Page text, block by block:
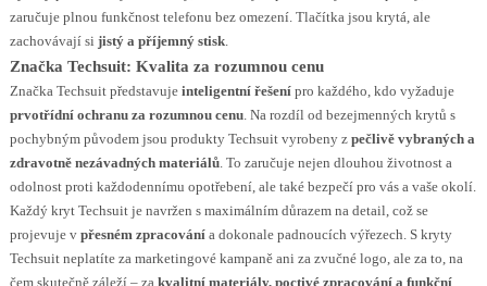
zaručuje plnou funkčnost telefonu bez omezení. Tlačítka jsou krytá, ale
zachovávají si jistý a příjemný stisk.
Značka Techsuit: Kvalita za rozumnou cenu
Značka Techsuit představuje inteligentní řešenípro každého, kdo vyžaduje
prvotřídní ochranu za rozumnou cenu. Na rozdíl od bezejmenných krytů s
pochybným původem jsou produkty Techsuit vyrobeny z pečlivě vybraných a
zdravotně nezávadných materiálů. To zaručuje nejen dlouhou životnost a
odolnost proti každodennímu opotřebení, ale také bezpečí pro vás a vaše okolí.
Každý kryt Techsuit je navržen s maximálním důrazem na detail, což se
projevuje v přesném zpracovánía dokonale padnoucích výřezech. S kryty
Techsuit neplatíte za marketingové kampaně ani za zvučné logo, ale za to, na
čem skutečně záleží – za kvalitní materiály, poctivé zpracování a funkční